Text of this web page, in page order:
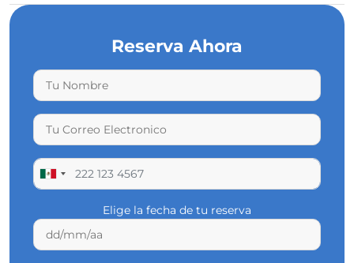
Reserva Ahora
Elige la fecha de tu reserva